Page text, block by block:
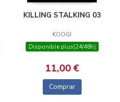
KILLING STALKING 03
KOOGI
Disponible plus(24/48h)
11,00 €
Comprar